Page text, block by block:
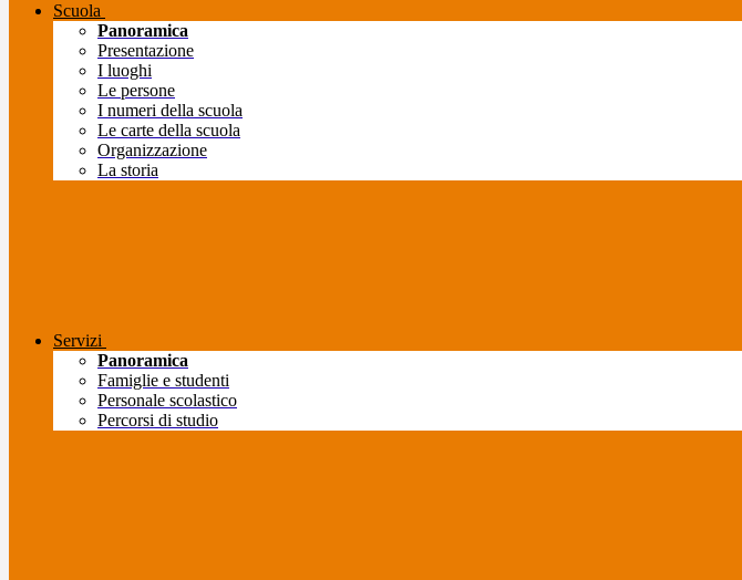
Scuola
Panoramica
Presentazione
I luoghi
Le persone
I numeri della scuola
Le carte della scuola
Organizzazione
La storia
Servizi
Panoramica
Famiglie e studenti
Personale scolastico
Percorsi di studio